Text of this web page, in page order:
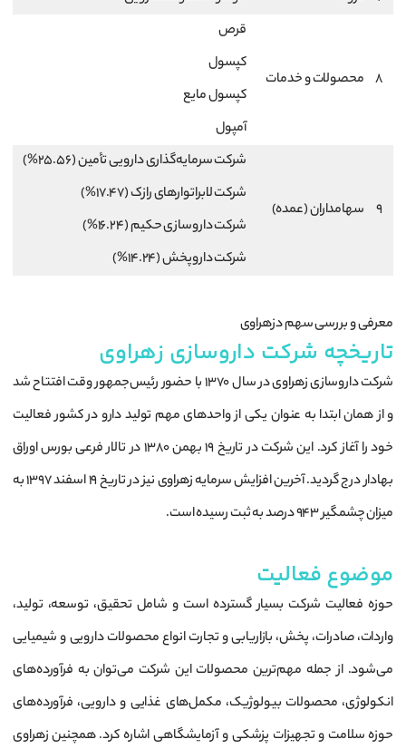
8 محصولات و خدمات
قرص
کپسول
کپسول مایع
آمپول
9 سهامداران (عمده)
شرکت سرمایه‌گذاری دارویی تأمین (25.56%)
شرکت لابراتوارهای رازک (17.47%)
شرکت داروسازی حکیم (16.24%)
شرکت داروپخش (14.24%)
معرفی و بررسی سهم دزهراوی
تاریخچه شرکت داروسازی زهراوی
شرکت داروسازی زهراوی در سال 1370 با حضور رئیس‌جمهور وقت افتتاح شد
و از همان ابتدا به عنوان یکی از واحدهای مهم تولید دارو در کشور فعالیت
خود را آغاز کرد. این شرکت در تاریخ 19 بهمن 1380 در تالار فرعی بورس اوراق
بهادار درج گردید. آخرین افزایش سرمایه زهراوی نیز در تاریخ 19 اسفند 1397 به
میزان چشمگیر 943 درصد به ثبت رسیده است.
موضوع فعالیت
حوزه فعالیت شرکت بسیار گسترده است و شامل تحقیق، توسعه، تولید،
واردات، صادرات، پخش، بازاریابی و تجارت انواع محصولات دارویی و شیمیایی
می‌شود. از جمله مهم‌ترین محصولات این شرکت می‌توان به فرآورده‌های
انکولوژی، محصولات بیولوژیک، مکمل‌های غذایی و دارویی، فرآورده‌های
حوزه سلامت و تجهیزات پزشکی و آزمایشگاهی اشاره کرد. همچنین زهراوی